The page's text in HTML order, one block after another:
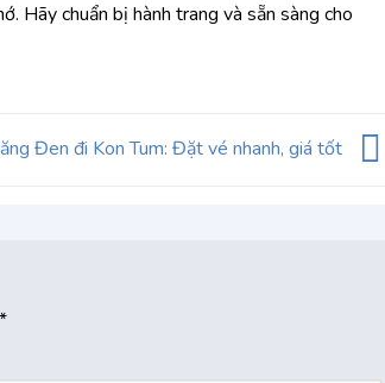
Hãy chuẩn bị hành trang và sẵn sàng cho
Đen đi Kon Tum: Đặt vé nhanh, giá tốt
*